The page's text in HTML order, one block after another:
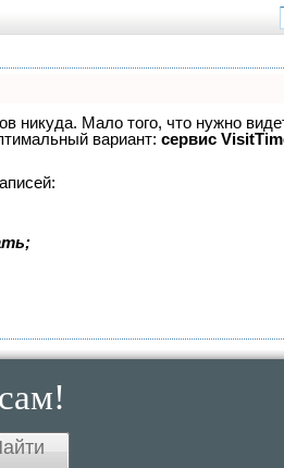
никуда. Мало того, что нужно
вариант: сервис